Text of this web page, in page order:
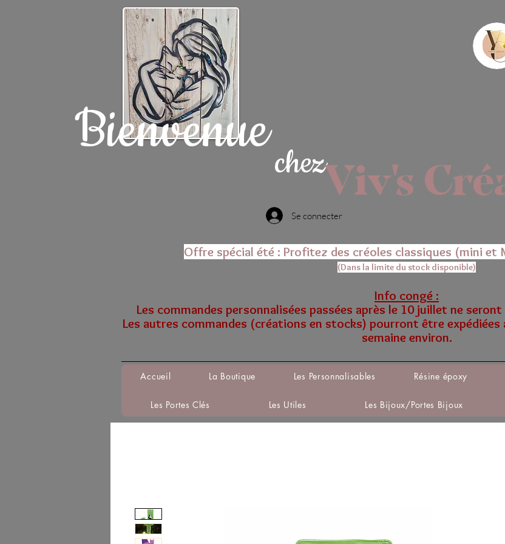
BienvenuechezViv's
Se connecter
Offre spécial été : Profitez des créoles classiques (mini et
(Dans la limite du stock disponible)
Info congé :
Les commandes personnalisées passées après le 10 juillet ne
Les autres commandes (créations en stocks) pourront être expédiées
semaine environ.
Accueil La Boutique Les Personnalisables Résine époxy
Les Portes Clés Les Utiles Les Bijoux/Portes Bijoux